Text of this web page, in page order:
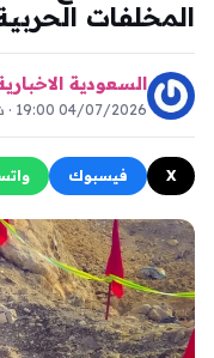
المخلفات
السعودية
04/07/2026 19:00 · شهر واحد
X فيسبوك